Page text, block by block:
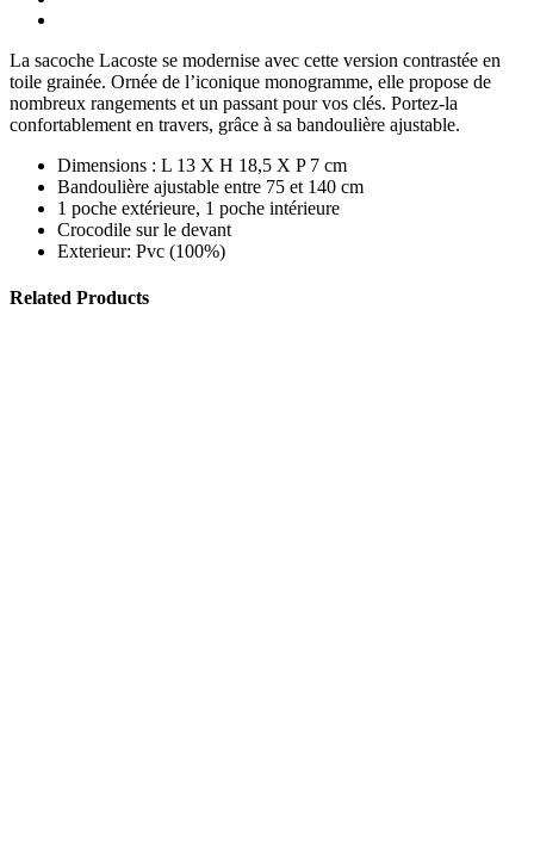
La sacoche Lacoste se modernise avec cette version contrastée en
toile grainée. Ornée de l’iconique monogramme, elle propose de
nombreux rangements et un passant pour vos clés. Portez-la
confortablement en travers, grâce à sa bandoulière ajustable.
Dimensions : L 13 X H 18,5 X P 7 cm
Bandoulière ajustable entre 75 et 140 cm
1 poche extérieure, 1 poche intérieure
Crocodile sur le devant
Exterieur: Pvc (100%)
Related Products